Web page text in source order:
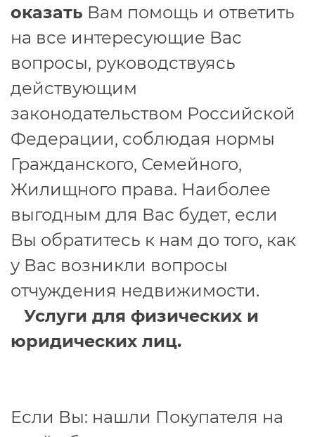
оказать Вам помощь и ответить
на все интересующие Вас
вопросы, руководствуясь
действующим
законодательством Российской
Федерации, соблюдая нормы
Гражданского, Семейного,
Жилищного права. Наиболее
выгодным для Вас будет, если
Вы обратитесь к нам до того, как
у Вас возникли вопросы
отчуждения недвижимости.
Услуги для физических и
юридических лиц.
Если Вы: нашли Покупателя на